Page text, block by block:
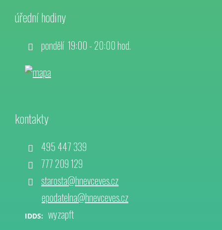
úřední hodiny
pondělí 19:00 - 20:00 hod.
kontakty
495 447 339
777 209 129
starosta@hnevceves.cz
epodatelna@hnevceves.cz
IDDS: wyzapft